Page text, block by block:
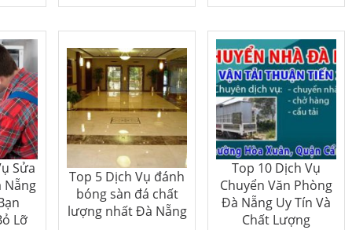
Sửa
Lỡ
Top 5 Dịch Vụ đánh
bóng sàn đá chất
lượng nhất Đà Nẵng
Top 10 Dịch Vụ
Chuyển Văn Phòng
Đà Nẵng Uy Tín Và
Chất Lượng